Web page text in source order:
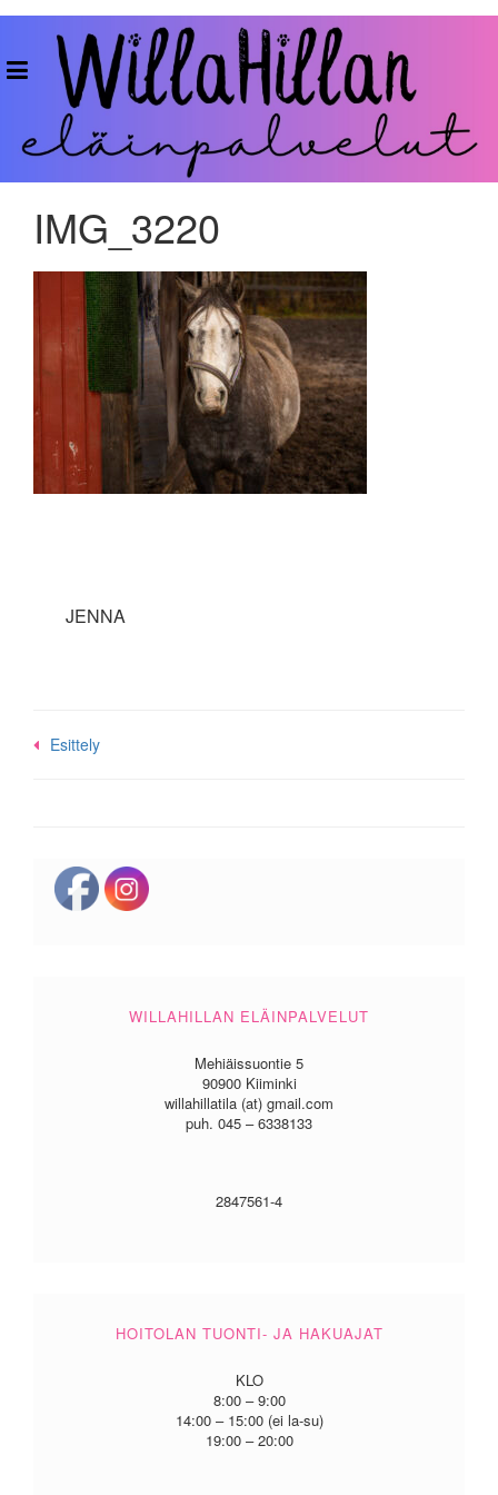
Skip
WillaHillan
Eläinpalvelut
IMG_3220
JENNA
Post
Esittely
WILLAHILLAN ELÄINPALVELUT
Mehiäissuontie 5
90900 Kiiminki
willahillatila (at) gmail.com
puh. 045 – 6338133
2847561-4
HOITOLAN TUONTI- JA HAKUAJAT
KLO
8:00 – 9:00
14:00 – 15:00 (ei la-su)
19:00 – 20:00